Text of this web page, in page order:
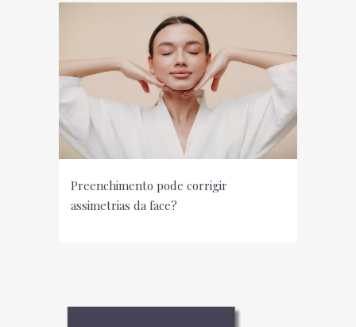
Preenchimento pode corrigir
assimetrias da face?